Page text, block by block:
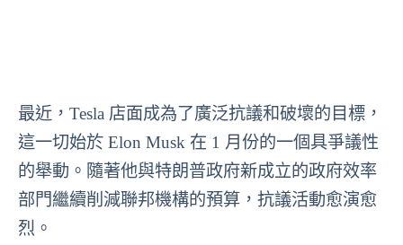
最近，Tesla 店面成為了廣泛抗議和破壞的目標，
這一切始於 Elon Musk 在 1 月份的一個具爭議性
的舉動。隨著他與特朗普政府新成立的政府效率
部門繼續削減聯邦機構的預算，抗議活動愈演愈
烈。